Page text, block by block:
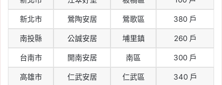
新北市 鶯陶安居 鶯歌區 380 戶
南投縣 公誠安居 埔里鎮 260 戶
台南市 開南安居 南區 300 戶
高雄市 仁武安居 仁武區 340 戶